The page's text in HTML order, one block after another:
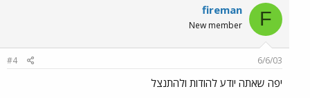
F
fireman
New member
6/6/03
#4
יפה שאתה יודע להודות ולהתנצל